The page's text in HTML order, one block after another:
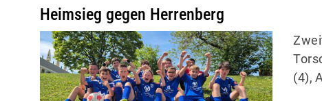
Heimsieg gegen Herrenberg
(4),